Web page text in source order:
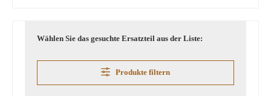
Wählen Sie das gesuchte Ersatzteil aus der Liste:
Produkte filtern